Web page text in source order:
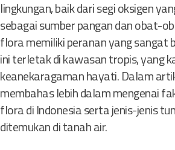
lingkungan, baik dari segi oksigen
sebagai sumber pangan dan obat-
flora memiliki peranan yang sangat
ini terletak di kawasan tropis, yang
keanekaragaman hayati. Dalam
membahas lebih dalam mengenai
flora di Indonesia serta jenis-jenis
ditemukan di tanah air.